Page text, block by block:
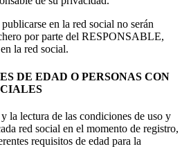
en la red social no serán
por parte del RESPONSABLE,
la red social.
DE EDAD O PERSONAS CON
la lectura de las condiciones de uso y
red social en el momento de registro,
requisitos de edad para la